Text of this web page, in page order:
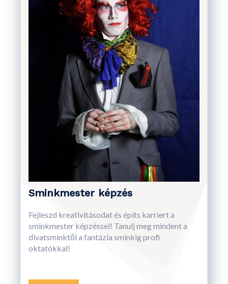
Sminkmester képzés
Fejleszd kreativitásodat és építs karriert a
sminkmester képzéssel! Tanulj meg mindent a
divatsminktől a fantázia sminkig profi
oktatókkal!